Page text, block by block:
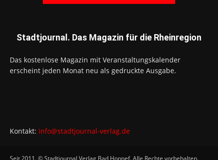
Stadtjournal. Das Magazin für die Rheinregion
Das kostenlose Magazin mit Veranstaltungskalender
erscheint jeden Monat neu als gedruckte Ausgabe.
Kontakt: info@stadtjournal-verlag.de